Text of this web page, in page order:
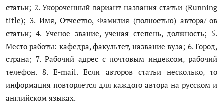
статьи; 2. Укороченный вариант названия статьи (Running
title); 3. Имя, Отчество, Фамилия (полностью) автора/-ов
статьи; 4. Ученое звание, ученая степень, должность; 5.
Место работы: кафедра, факультет, название вуза; 6. Город,
страна; 7. Рабочий адрес с почтовым индексом, рабочий
телефон. 8. E-mail. Если авторов статьи несколько, то
информация повторяется для каждого автора на русском и
английском языках.